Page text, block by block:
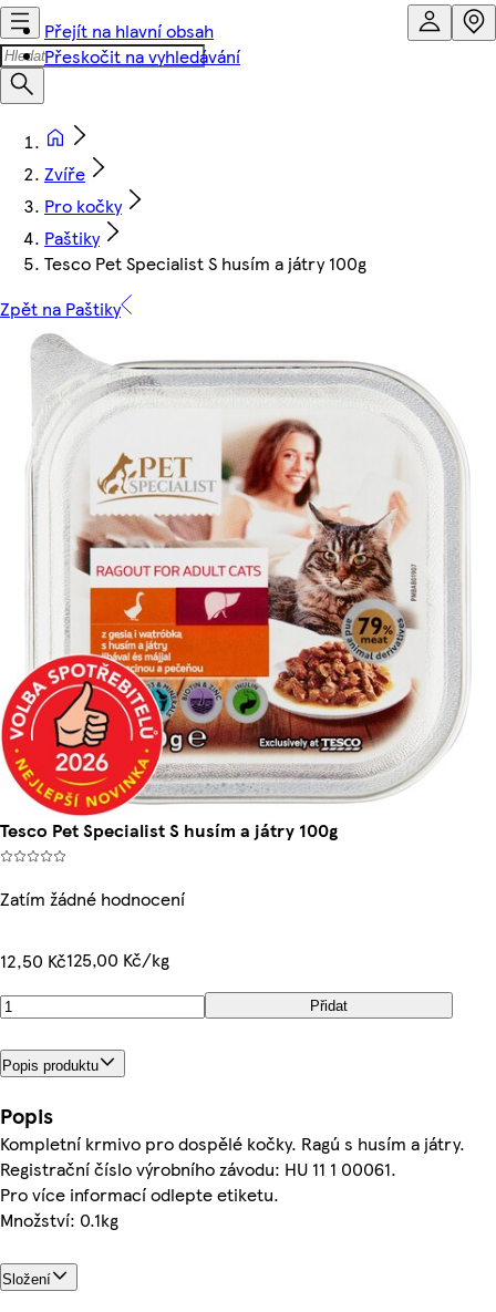
Přejít na hlavní obsah
Přeskočit na vyhledávání
Zvíře
Pro kočky
Paštiky
Tesco Pet Specialist S husím a játry 100g
Zpět na Paštiky
Tesco Pet Specialist S husím a játry 100g
Zatím žádné hodnocení
12,50 Kč125,00 Kč/kg
Přidat
Popis produktu
Popis
Kompletní krmivo pro dospělé kočky. Ragú s husím a játry.
Registrační číslo výrobního závodu: HU 11 1 00061.
Pro více informací odlepte etiketu.
Množství: 0.1kg
Složení